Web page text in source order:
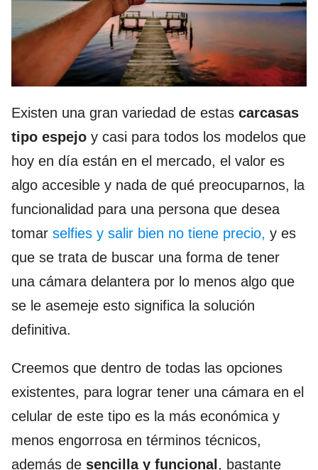
Existen una gran variedad de estas carcasas
tipo espejo y casi para todos los modelos que
hoy en día están en el mercado, el valor es
algo accesible y nada de qué preocuparnos, la
funcionalidad para una persona que desea
tomar selfies y salir bien no tiene precio, y es
que se trata de buscar una forma de tener
una cámara delantera por lo menos algo que
se le asemeje esto significa la solución
definitiva.
Creemos que dentro de todas las opciones
existentes, para lograr tener una cámara en el
celular de este tipo es la más económica y
menos engorrosa en términos técnicos,
además de sencilla y funcional , bastante